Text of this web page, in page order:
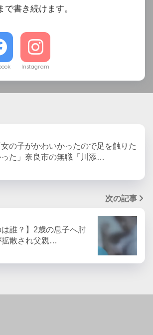
書き続けます。
Instagram
女の子がかわいかったので足を触りた
た」奈良市の無職「川添…
次の記事
は誰？】2歳の息子へ肘
拡散され父親…